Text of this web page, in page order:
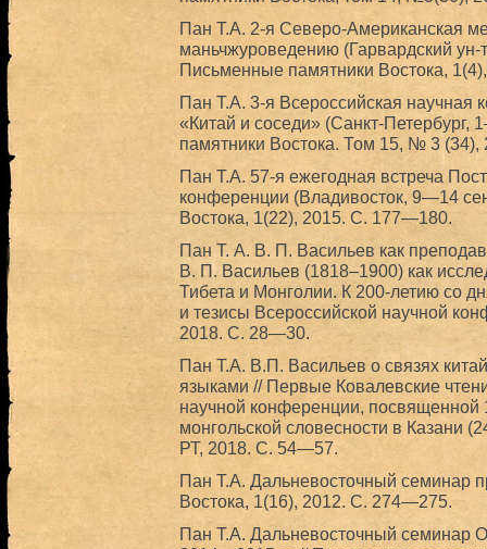
Пан Т.А. 2-я Северо-Американская
маньчжуроведению (Гарвардский
Письменные памятники Востока,
Пан Т.А. 3-я Всероссийская научная
«Китай и соседи» (Санкт-Петербург,
памятники Востока. Том 15, № 3
Пан Т.А. 57-я ежегодная встреча
конференции (Владивосток, 9—14
Востока, 1(22), 2015. С. 177—180.
Пан Т. А. В. П. Васильев как
В. П. Васильев (1818–1900) как
Тибета и Монголии. К 200-летию со
и тезисы Всероссийской научной
2018. С. 28—30.
Пан Т.А. В.П. Васильев о связях
языками // Первые Ковалевские
научной конференции,
монгольской словесности в Казани
РТ, 2018. С. 54—57.
Пан Т.А. Дальневосточный семинар
Востока, 1(16), 2012. С. 274—275.
Пан Т.А. Дальневосточный семинар